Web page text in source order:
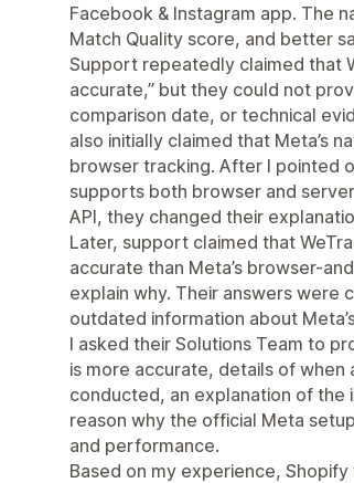
Facebook & Instagram app. The
Match Quality score, and better
Support repeatedly claimed that
accurate,” but they could not
comparison date, or technical
also initially claimed that Meta’s
browser tracking. After I pointed
supports both browser and
API, they changed their
Later, support claimed that
accurate than Meta’s browser-
explain why. Their answers were
outdated information about
I asked their Solutions Team to
is more accurate, details of when
conducted, an explanation of the
reason why the official Meta
and performance.
Based on my experience,